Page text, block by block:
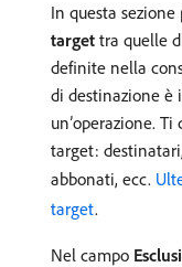
In questa
target tra quelle
definite nella
di destinazione è
un’operazione.
target:
abbonati, ecc.
target.
Nel campo